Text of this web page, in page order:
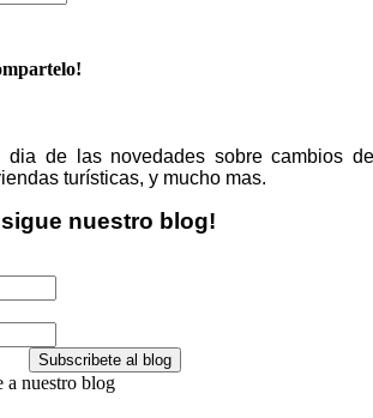
dia de las novedades sobre cambios de
turísticas, y mucho mas.
nuestro blog!
Subscribete al blog
a nuestro blog